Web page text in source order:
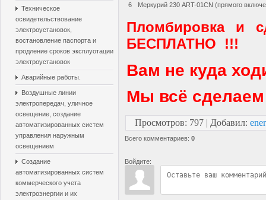
Техническое
освидетельствование
электроустановок,
востановление паспорта и
продление сроков эксплуотации
электроустановок
Аварийные работы.
Воздушные линии
электропередач, уличное
освещение, создание
автоматизированных систем
управления наружным
освещением
Создание
автоматизированных систем
коммерческого учета
электроэнергии и их
6
Меркурий 230 ART-01CN (прямого
Пломбировка и
БЕСПЛАТНО !!!
Вам не куда
Мы всё
Просмотров: 797 | Добавил:
Всего комментариев: 0
Войдите: